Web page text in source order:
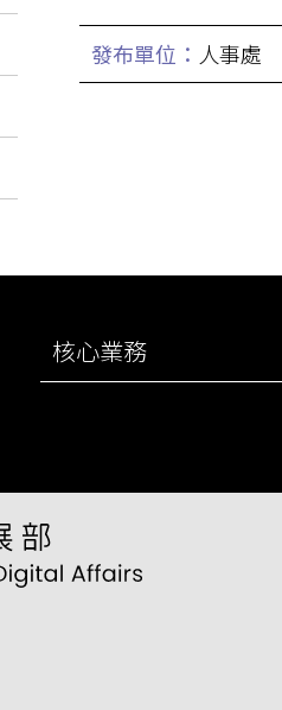
發布單位： 人事處
核心業務